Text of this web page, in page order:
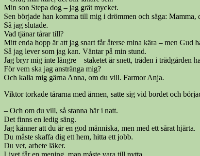
Min son Stepa dog – jag grät mycket.
Sen började han komma till mig i drömmen och säga:
Så jag slutade.
Vad tjänar tårar till?
Mitt enda hopp är att jag snart får återse mina kära – men Gud
Så jag lever som jag kan. Väntar på min stund.
Jag bryr mig inte längre – staketet är snett, träden i
För vem ska jag anstränga mig?
Och kalla mig gärna Anna, om du vill. Farmor Anja.
Viktor torkade tårarna med ärmen, satte sig vid bordet och
– Och om du vill, så stanna här i natt.
Det finns en ledig säng.
Jag känner att du är en god människa, men med ett sårat hjärta.
Du måste skaffa dig ett hem, hitta ett jobb.
Du vet, arbete läker.
Livet får en mening, man måste vara till nytta.